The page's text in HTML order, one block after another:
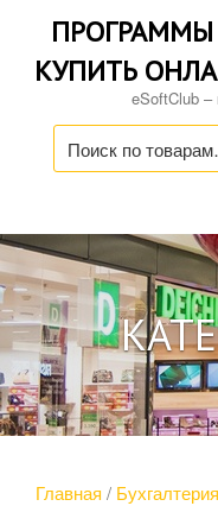
ПРОГРАММЫ
КУПИТЬ
eSoftClub –
Искать:
Главная /